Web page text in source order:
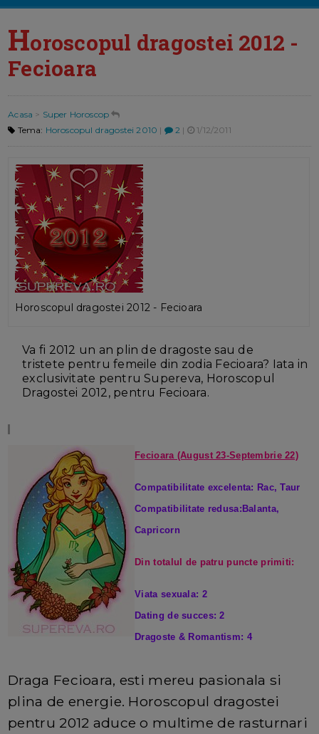
Horoscopul dragostei 2012 -
Fecioara
Acasa > Super Horoscop
Tema: Horoscopul dragostei 2010 | 2 | 1/12/2011
Horoscopul dragostei 2012 - Fecioara
Va fi 2012 un an plin de dragoste sau de
tristete pentru femeile din zodia Fecioara? Iata in
exclusivitate pentru Supereva, Horoscopul
Dragostei 2012, pentru Fecioara.
Fecioara (August 23-Septembrie 22)
Compatibilitate excelenta: Rac, Taur
Compatibilitate redusa:Balanta,
Capricorn
Din totalul de patru puncte primiti:
Viata sexuala: 2
Dating de succes: 2
Dragoste & Romantism: 4
Draga Fecioara, esti mereu pasionala si
plina de energie. Horoscopul dragostei
pentru 2012 aduce o multime de rasturnari